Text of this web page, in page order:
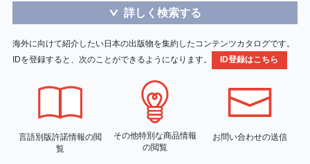
＞ 詳しく検索する
海外に向けて紹介したい日本の出版物を集約したコンテンツカタログです。
IDを登録すると、次のことができるようになります。
ID登録はこちら
言語別版許諾情報の閲
覧
その他特別な商品情報
の閲覧
お問い合わせの送信